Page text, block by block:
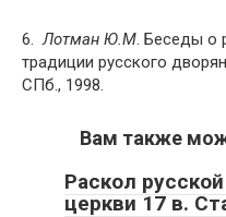
6.Лотман Ю.М. Беседы о
традиции русского
СПб., 1998.
Вам также
Раскол
церкви 17 в.